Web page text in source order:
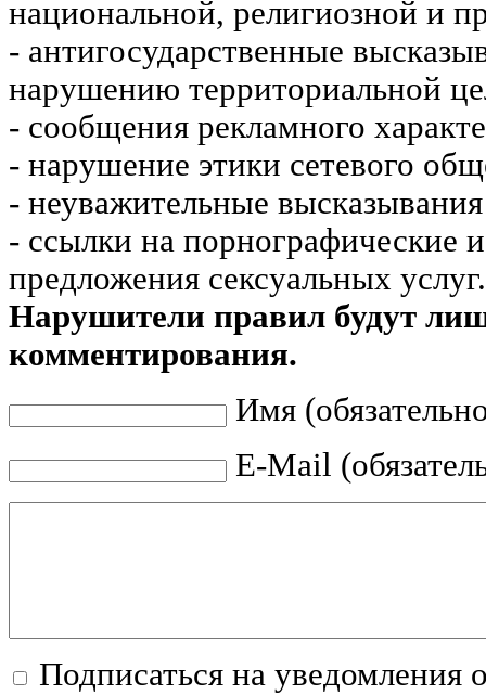
национальной, религиозной и
- антигосударственные
нарушению территориальной
- сообщения рекламного
- нарушение этики сетевого
- неуважительные
- ссылки на порнографические
предложения сексуальных услуг.
Нарушители правил будут
комментирования.
Имя
E-Mail
Подписаться на уведомления